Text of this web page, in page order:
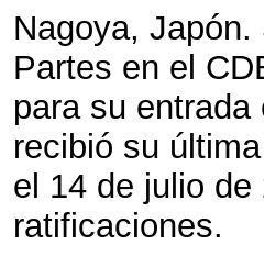
Nagoya,
Partes en el
para su
recibió su
el 14 de julio
ratificaciones.